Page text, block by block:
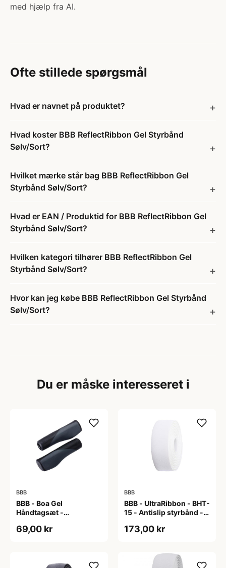
med hjælp fra AI.
Ofte stillede spørgsmål
Hvad er navnet på produktet?
Hvad koster BBB ReflectRibbon Gel Styrbånd
Sølv/Sort?
Hvilket mærke står bag BBB ReflectRibbon Gel
Styrbånd Sølv/Sort?
Hvad er EAN / Produktid for BBB ReflectRibbon Gel
Styrbånd Sølv/Sort?
Hvilken kategori tilhører BBB ReflectRibbon Gel
Styrbånd Sølv/Sort?
Hvor kan jeg købe BBB ReflectRibbon Gel Styrbånd
Sølv/Sort?
Du er måske interesseret i
BBB
BBB - Boa Gel
Håndtagsæt -
69,00 kr
BBB
BBB - UltraRibbon - BHT-
15 - Antislip styrbånd -
173,00 kr